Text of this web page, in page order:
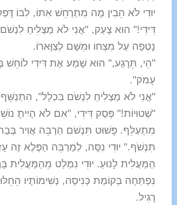
יוּדִי לֹא הֵבִין מָה מִתְרַחֵשׁ אִתּוֹ, לִבּוֹ
דִּידִי!" הוּא צָעַק, "אֲנִי לֹא מַצְלִיחַ
נָטְפָה עַל מִצְחוֹ וּמִשָּׁם לְצַוָּארוֹ.
"הֵי, תֵּרָגַע," הוּא שָׁמַע אֶת דִּידִי לוֹחֵשׁ
עָמֹק".
"אֲנִי לֹא מַצְלִיחַ לִנְשֹׁם בִּכְלָל", הִתְנַשֵּׁף
"שְׁטוּיוֹת!" פְּסַק דִּידִי, "אִם לֹא הָיִיתָ
מִתְעַלֵּף. פָּשׁוּט תִּנְשֹׁם הַרְבֵּה אֲוִיר
תִּנְשֹׁף." יוּדִי נִסָּה, לְמַרְבֵּה הַפֶּלֶא זֶה
הַמַּעֲלִית לָנוּעַ. יוּדִי נִמְלַט מֵהַמַּעֲלִית
נִפְתְּחָה בְּקוֹמַת כְּנִיסָה, נְשִׁימוֹתָיו
רָגִיל.